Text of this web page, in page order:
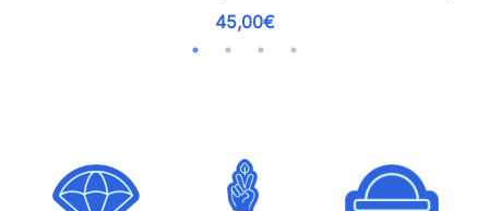
45,00€